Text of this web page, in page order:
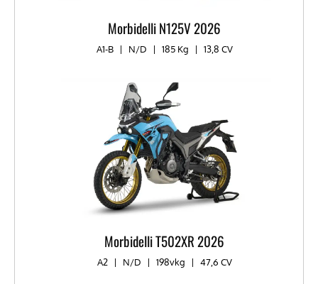
Morbidelli N125V 2026
A1-B | N/D | 185 Kg | 13,8 CV
Morbidelli T502XR 2026
A2 | N/D | 198vkg | 47,6 CV